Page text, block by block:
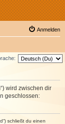
Anmelden
wird zwischen dir
geschlossen:
schließt du einen